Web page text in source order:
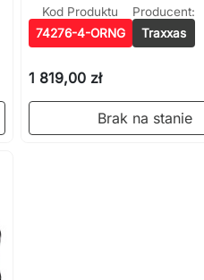
Kod Produktu
74276-4-ORNG
Producent:
Traxxas
1 819,00 zł
Brak na stanie